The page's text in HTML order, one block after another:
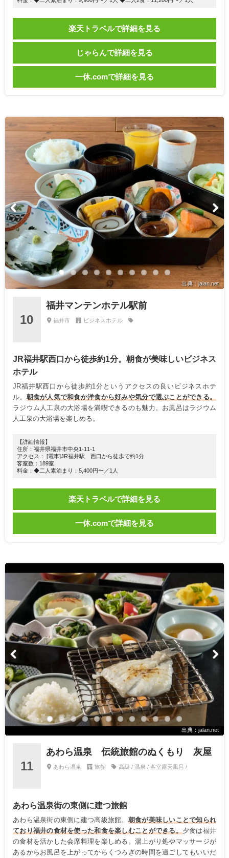
楽天トラベルで詳細を見る
じゃらんで詳細を見る
一休.comで詳細を見る
出典：jalan.net
10
福井マンテンホテル駅前
福井市 ビジネスホテル
JR福井駅西口から徒歩約1分。朝食が美味しいビジネス
ホテル
JR福井駅西口から徒歩約1分というアクセスの良いビジネスホテ
ル。 朝食が人気で和食か洋食から好みや気分で選ぶことができる。
ラジウム人工泉の大浴場を満喫できるのも魅力。お風呂はラジウム
人工泉の大浴場を楽しめる。
【詳細情報】
住所：福井県福井市中央1-11-1
アクセス： [電車]JR福井駅 西口から徒歩で約1分
客室数：189室
料金：◆二人素泊まり：5,400円〜／1人
楽天トラベルで詳細を見る
一休.comで詳細を見る
出典：jalan.net
11
あわら温泉 伝統旅館のぬくもり 灰屋
あわら温泉 旅館 高級 / 温泉 / 客室露天風呂 /
あわら温泉街の東側に建つ旅館
あわら温泉街の東側に建つ高級旅館。 朝食が美味しいことで知られ
ており福井の食材を使った和食を楽しむことができる。 夕食は福井
の食材を活かした会席料理を楽しめる。湯上がり処やマッサージが
あるからお風呂を上がってからくつろぎの時間を過ごしてもいいだ